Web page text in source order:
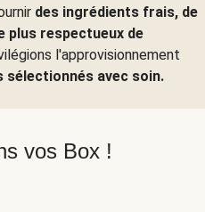
des ingrédients frais, de
plus respectueux de
l'approvisionnement
sélectionnés avec soin.
vos Box !